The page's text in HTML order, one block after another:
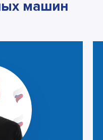
машин